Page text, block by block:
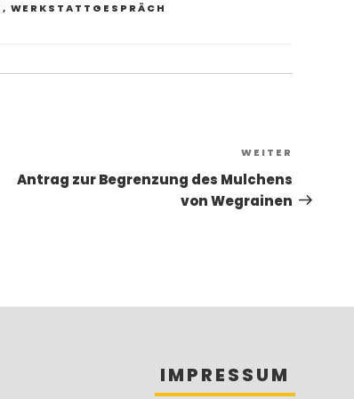
, WERKSTATTGESPRÄCH
Beitrag
WEITER
Antrag zur Begrenzung des Mulchens
von Wegrainen
IMPRESSUM